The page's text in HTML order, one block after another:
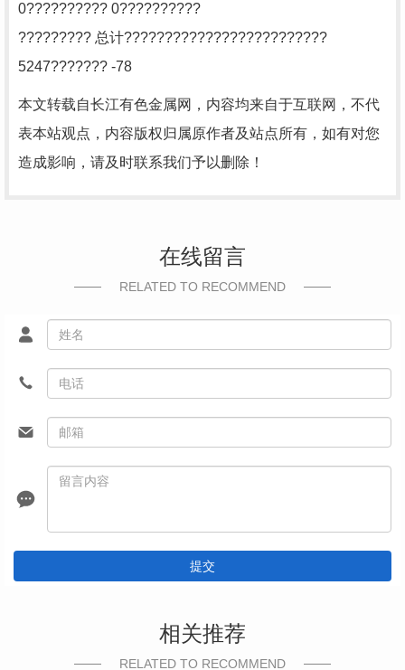
0?????????? 0??????????
????????? 总计?????????????????????????
5247??????? -78
本文转载自长江有色金属网，内容均来自于互联网，不代
表本站观点，内容版权归属原作者及站点所有，如有对您
造成影响，请及时联系我们予以删除！
在线留言
RELATED TO RECOMMEND
提交
相关推荐
RELATED TO RECOMMEND